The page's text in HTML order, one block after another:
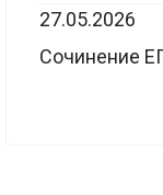
27.05.2026
Сочинение